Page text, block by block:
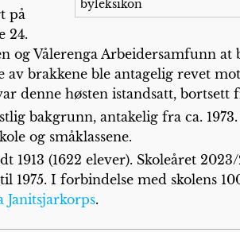
byleksikon
på
24.
og Vålerenga Arbeidersamfunn
av brakkene ble antagelig revet
denne høsten istandsatt,
bakgrunn, antakelig fra ca.
og småklassene.
(1622 elever). Skoleåret
1975. I forbindelse med skolens
Janitsjarkorps.